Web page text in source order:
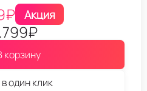
₽ Акция
₽
корзину
один клик